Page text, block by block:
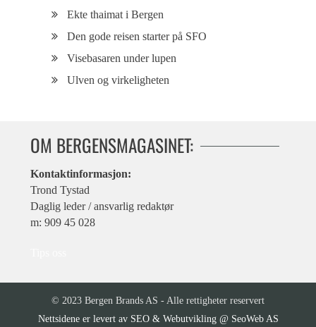
Ekte thaimat i Bergen
Den gode reisen starter på SFO
Visebasaren under lupen
Ulven og virkeligheten
OM BERGENSMAGASINET:
Kontaktinformasjon:
Trond Tystad
Daglig leder / ansvarlig redaktør
m: 909 45 028
© 2023 Bergen Brands AS - Alle rettigheter reservert
Nettsidene er levert av SEO & Webutvikling @ SeoWeb AS